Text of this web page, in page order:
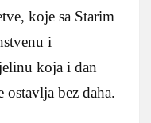
koje sa Starim
i
koja i dan
ostavlja bez daha.